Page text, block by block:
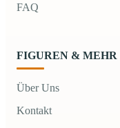
FAQ
FIGUREN & MEHR
Über Uns
Kontakt